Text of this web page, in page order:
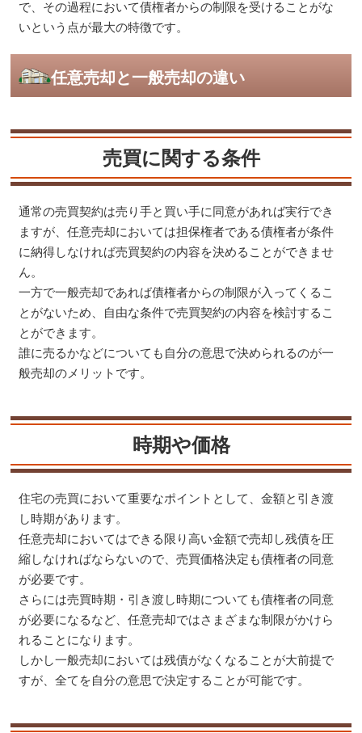
で、その過程において債権者からの制限を受けることがな
いという点が最大の特徴です。
任意売却と一般売却の違い
売買に関する条件
通常の売買契約は売り手と買い手に同意があれば実行でき
ますが、任意売却においては担保権者である債権者が条件
に納得しなければ売買契約の内容を決めることができませ
ん。
一方で一般売却であれば債権者からの制限が入ってくるこ
とがないため、自由な条件で売買契約の内容を検討するこ
とができます。
誰に売るかなどについても自分の意思で決められるのが一
般売却のメリットです。
時期や価格
住宅の売買において重要なポイントとして、金額と引き渡
し時期があります。
任意売却においてはできる限り高い金額で売却し残債を圧
縮しなければならないので、売買価格決定も債権者の同意
が必要です。
さらには売買時期・引き渡し時期についても債権者の同意
が必要になるなど、任意売却ではさまざまな制限がかけら
れることになります。
しかし一般売却においては残債がなくなることが大前提で
すが、全てを自分の意思で決定することが可能です。